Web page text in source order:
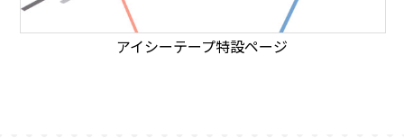
アイシーテープ特設ページ